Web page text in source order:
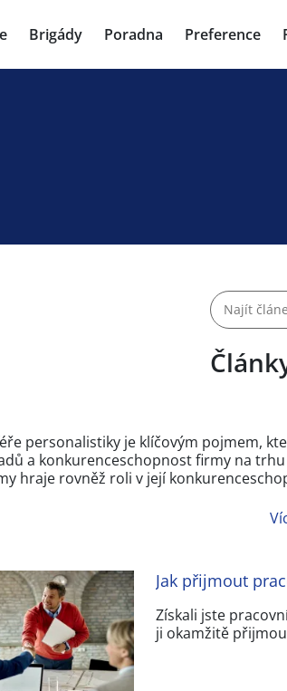
Brigády Poradna Preference
personalistiky je klíčovým pojmem,
a konkurenceschopnost firmy na
hraje rovněž roli v její
Jak přijmout
Získali jste
ji okamžitě